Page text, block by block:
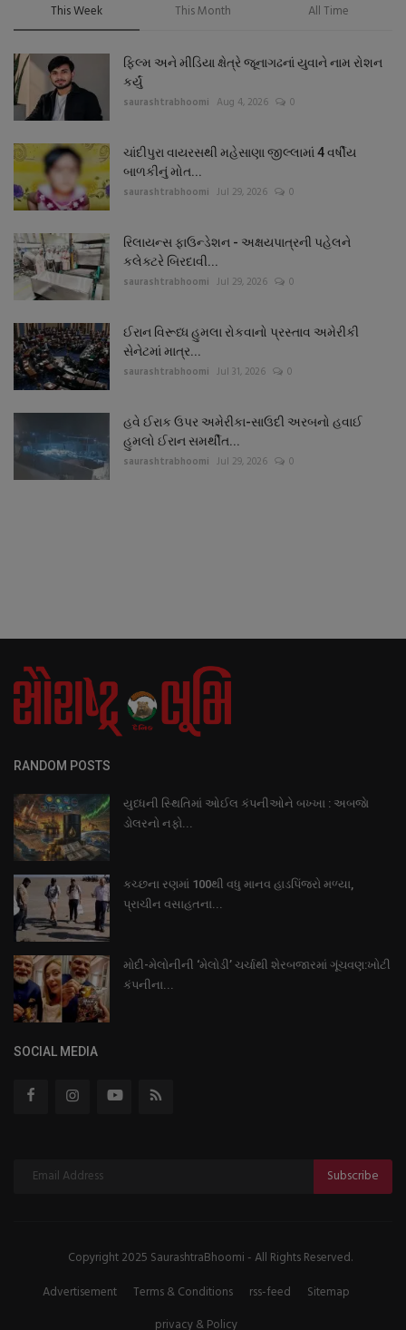
This Week This Month All Time
ફિલ્મ અને મીડિયા ક્ષેત્રે જૂનાગઢનાં યુવાને નામ રોશન
કર્યું
saurashtrabhoomi Aug 4, 2026 0
ચાંદીપુરા વાયરસથી મહેસાણા જીલ્લામાં 4 વર્ષીય
બાળકીનું મોત...
saurashtrabhoomi Jul 29, 2026 0
રિલાયન્સ ફાઉન્ડેશન - અક્ષયપાત્રની પહેલને
કલેક્ટરે બિરદાવી...
saurashtrabhoomi Jul 29, 2026 0
ઈરાન વિરૂધ્ધ હુમલા રોકવાનો પ્રસ્તાવ અમેરીકી
સેનેટમાં માત્ર...
saurashtrabhoomi Jul 31, 2026 0
હવે ઈરાક ઉપર અમેરીકા-સાઉદી અરબનો હવાઈ
હુમલો ઈરાન સમર્થીત...
saurashtrabhoomi Jul 29, 2026 0
RANDOM POSTS
યુધ્ધની સ્થિતિમાં ઓઈલ કંપનીઓને બખ્ખા : અબજાે
ડોલરનો નફો...
કચ્છના રણમાં 100થી વધુ માનવ હાડપિંજરો મળ્યા,
પ્રાચીન વસાહતના...
મોદી-મેલોનીની ‘મેલોડી’ ચર્ચાથી શેરબજારમાં ગૂંચવણ:ખોટી
કંપનીના...
SOCIAL MEDIA
Subscribe
Copyright 2025 SaurashtraBhoomi - All Rights Reserved.
Advertisement
Terms & Conditions rss-feed
Sitemap
privacy & Policy